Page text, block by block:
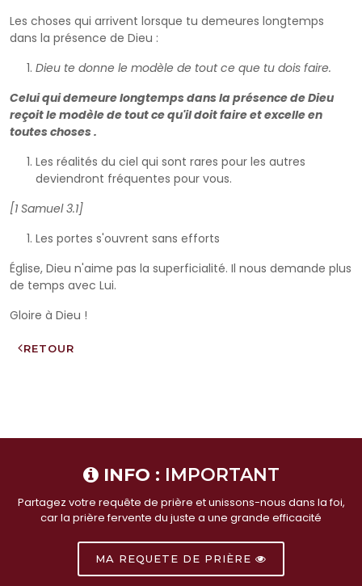
Les choses qui arrivent lorsque tu demeures longtemps
dans la présence de Dieu :
Dieu te donne le modèle de tout ce que tu dois faire.
Celui qui demeure longtemps dans la présence de Dieu
reçoit le modèle de tout ce qu'il doit faire et excelle en
toutes choses .
Les réalités du ciel qui sont rares pour les autres
deviendront fréquentes pour vous.
[1 Samuel 3.1]
Les portes s'ouvrent sans efforts
Église, Dieu n'aime pas la superficialité. Il nous demande plus
de temps avec Lui.
Gloire à Dieu !
RETOUR
INFO : IMPORTANT
Partagez votre requête de prière et unissons-nous dans la foi,
car la prière fervente du juste a une grande efficacité
MA REQUETE DE PRIÈRE